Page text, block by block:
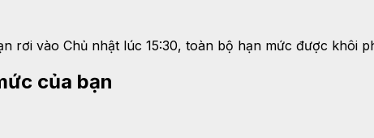
rơi vào Chủ nhật lúc 15:30, toàn bộ hạn mức được khôi
của bạn